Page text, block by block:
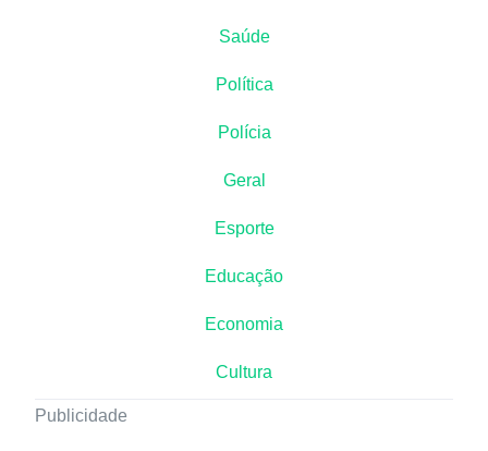
Saúde
Política
Polícia
Geral
Esporte
Educação
Economia
Cultura
Publicidade